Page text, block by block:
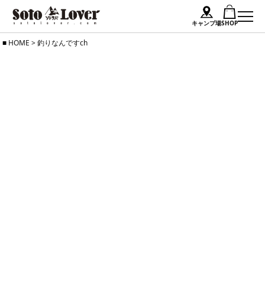
キャンプ場SHOP
SkipHOME >釣りなんですch